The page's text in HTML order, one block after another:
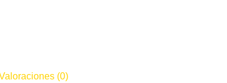
Valoraciones (0)